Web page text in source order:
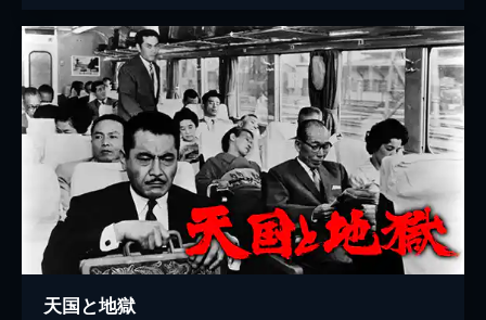
天国と地獄